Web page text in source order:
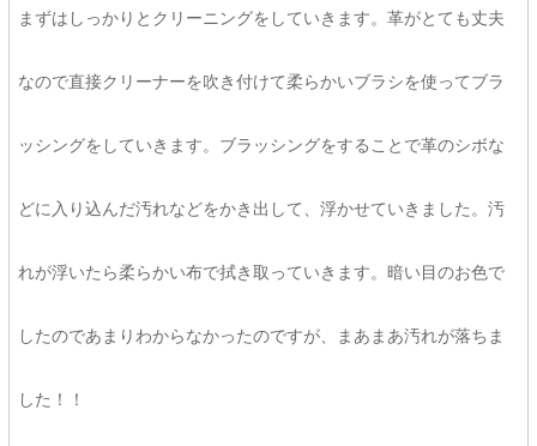
まずはしっかりとクリーニングをしていきます。革がとても丈夫
なので直接クリーナーを吹き付けて柔らかいブラシを使ってブラ
ッシングをしていきます。ブラッシングをすることで革のシボな
どに入り込んだ汚れなどをかき出して、浮かせていきました。汚
れが浮いたら柔らかい布で拭き取っていきます。暗い目のお色で
したのであまりわからなかったのですが、まあまあ汚れが落ちま
した！！